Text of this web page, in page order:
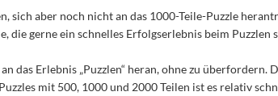
sich aber noch nicht an das 1000-Teile-Puzzle
die gerne ein schnelles Erfolgserlebnis beim Puzzlen
das Erlebnis „Puzzlen“ heran, ohne zu
mit 500, 1000 und 2000 Teilen ist es relativ